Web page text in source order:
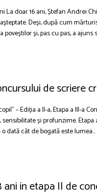
La doar 16 ani, Ștefan Andrei
Deși, după cum
și, pas cu pas, a ajuns
de scriere
– Ediția a II-a, Etapa a III-a
și profunzime. Etapa
dată cât de bogată este lumea...
in etapa II de